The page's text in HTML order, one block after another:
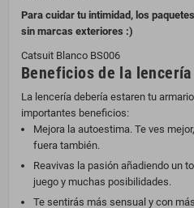
Para cuidar tu intimidad, los
sin marcas exteriores :)
Catsuit Blanco BS006
Beneficios de la lencería
La lencería debería estaren tu
importantes beneficios:
Mejora la autoestima. Te ves
fuera también.
Reavivas la pasión añadiendo un
juego y muchas posibilidades.
Te sentirás más sensual y con